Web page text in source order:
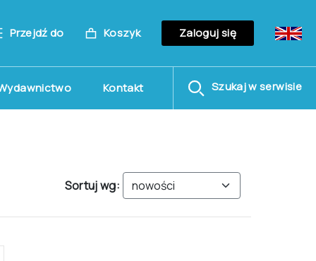
Przejdź do Koszyk Zaloguj się
Kontakt Szukaj w serwisie
Sortuj wg: